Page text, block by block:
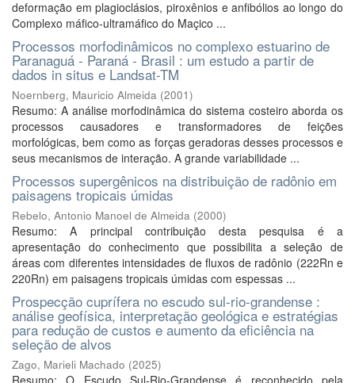
deformação em plagioclásios, piroxênios e anfibólios ao longo do
Complexo máfico-ultramáfico do Maçico ...
Processos morfodinâmicos no complexo estuarino de
Paranaguá - Paraná - Brasil : um estudo a partir de
dados in situs e Landsat-TM
Noernberg, Mauricio Almeida (2001)
Resumo: A análise morfodinâmica do sistema costeiro aborda os
processos causadores e transformadores de feições
morfológicas, bem como as forças geradoras desses processos e
seus mecanismos de interação. A grande variabilidade ...
Processos supergênicos na distribuição de radônio em
paisagens tropicais úmidas
Rebelo, Antonio Manoel de Almeida (2000)
Resumo: A principal contribuição desta pesquisa é a
apresentação do conhecimento que possibilita a seleção de
áreas com diferentes intensidades de fluxos de radônio (222Rn e
220Rn) em paisagens tropicais úmidas com espessas ...
Prospecção cuprífera no escudo sul-rio-grandense :
análise geofísica, interpretação geológica e estratégias
para redução de custos e aumento da eficiência na
seleção de alvos
Zago, Marieli Machado (2025)
Resumo: O Escudo Sul-Rio-Grandense é reconhecido pela